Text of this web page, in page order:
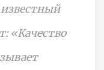
«Качество